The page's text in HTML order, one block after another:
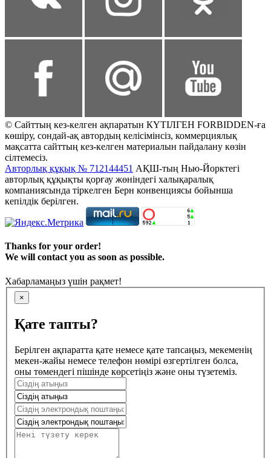
© Сайттың кез-келген ақпаратын КҮТІЛГЕН FORBIDDEN-ға
көшіру, сондай-ақ автордың келісімінсіз, коммерциялық
мақсатта сайттың кез-келген материалын пайдалану көзін
сілтемесіз.
Авторлық құқық № 712144451 АҚШ-тың Нью-Йорктегі
авторлық құқықты қорғау жөніндегі халықаралық
компаниясында тіркелген Берн конвенциясы бойынша
кепілдік берілген.
Thanks for your order!
We will contact you as soon as possible.
Хабарламаңыз үшін рақмет!
×
Қате тапты?
Берілген ақпаратта қате немесе қате тапсаңыз, мекеменің
мекен-жайы немесе телефон нөмірі өзгертілген болса,
оны төмендегі пішінде көрсетіңіз және оны түзетеміз.